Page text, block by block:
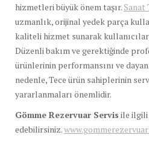
hizmetleri büyük önem taşır. Sanat
uzmanlık, orijinal yedek parça
kaliteli hizmet sunarak
Düzenli bakım ve gerektiğinde
ürünlerinin performansını ve
nedenle, Tece ürün sahiplerinin
yararlanmaları önemlidir.
Gömme Rezervuar Servis ile ilgili
edebilirsiniz.